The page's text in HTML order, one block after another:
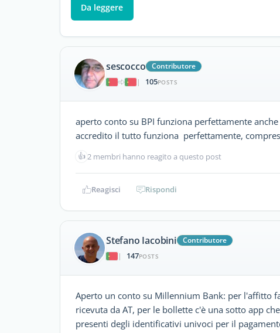
Da leggere
sescocco
Contributore
|
105POSTS
aperto conto su BPI funziona perfettamente
accredito il tutto funziona perfettamente,
👍2 membri hanno reagito a questo post
Reagisci Rispondi
Stefano Iacobini
Contributore
|
147POSTS
Aperto un conto su Millennium Bank: per l'affitto
ricevuta da AT, per le bollette c'è una sotto app
presenti degli identificativi univoci per il